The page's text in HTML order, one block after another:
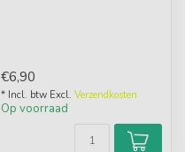
€6,90
* Incl. btw Excl. Verzendkosten
Op voorraad